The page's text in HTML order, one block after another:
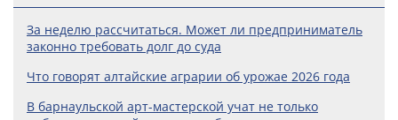
За неделю рассчитаться. Может ли предприниматель
законно требовать долг до суда
Что говорят алтайские аграрии об урожае 2026 года
В барнаульской арт-мастерской учат не только